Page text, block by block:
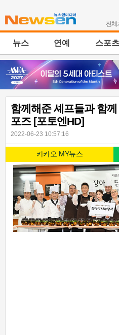
전체
뉴스 연예 스포츠
함께해준 셰프들과 함께
포즈 [포토엔HD]
2022-06-23 10:57:16
카카오 MY뉴스